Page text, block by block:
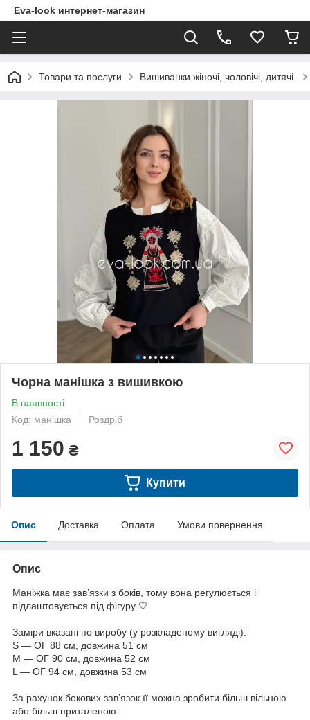
Eva-look интернет-магазин
Товари та послуги Вишиванки жіночі, чоловічі, дитячі.
Чорна манішка з вишивкою
В наявності
Код: манішка
Роздріб
1 150 ₴
Купити
Опис Доставка Оплата Умови повернення
Опис
Маніжка має зав’язки з боків, тому вона регулюється і
підлаштовується під фігуру 🤍
Заміри вказані по виробу (у розкладеному вигляді):
S — ОГ 88 см, довжина 51 см
M — ОГ 90 см, довжина 52 см
L — ОГ 94 см, довжина 53 см
За рахунок бокових зав’язок її можна зробити більш вільною
або більш приталеною.